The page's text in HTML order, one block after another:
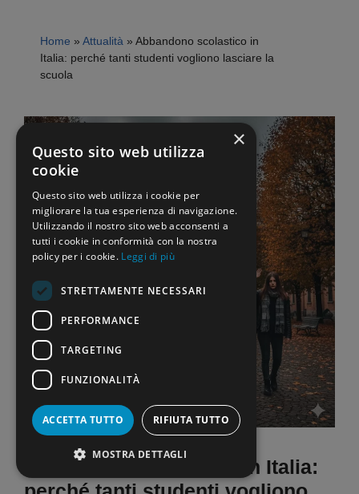
Home » Attualità » Abbandono scolastico in
Italia: perché tanti studenti vogliono lasciare la
scuola
Abbandono scolastico in Italia:
×
Questo sito web utilizza
cookie
Questo sito web utilizza i cookie per
migliorare la tua esperienza di navigazione.
Utilizzando il nostro sito web acconsenti a
tutti i cookie in conformità con la nostra
policy per i cookie. Leggi di più
STRETTAMENTE NECESSARI
PERFORMANCE
TARGETING
FUNZIONALITÀ
ACCETTA TUTTO RIFIUTA TUTTO
MOSTRA DETTAGLI